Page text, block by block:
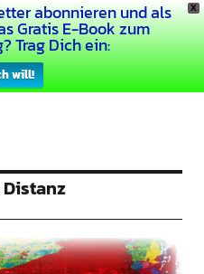
X
abonnieren und als
Gratis E-Book zum
Trag Dich ein:
will!